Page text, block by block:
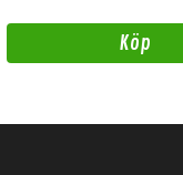
Köp